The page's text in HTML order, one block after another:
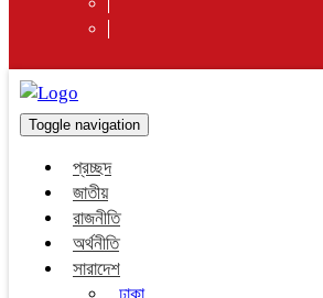
Toggle navigation
প্রচ্ছদ
জাতীয়
রাজনীতি
অর্থনীতি
সারাদেশ